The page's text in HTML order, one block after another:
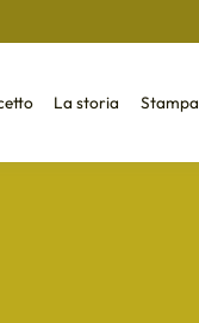
La storia Stampa